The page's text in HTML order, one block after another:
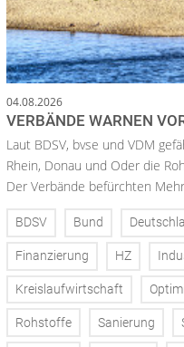
04.08.2026
VERBÄNDE WARNEN
Laut BDSV, bvse und VDM
Rhein, Donau und Oder die
Der Verbände befürchten
BDSV Bund
Finanzierung HZ
Kreislaufwirtschaft
Rohstoffe Sanierung